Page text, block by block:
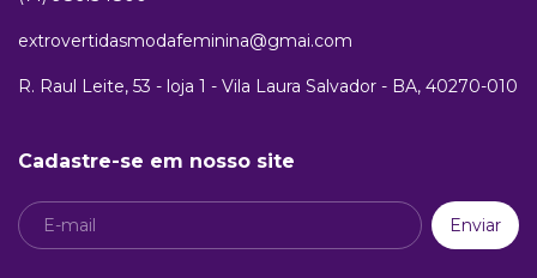
extrovertidasmodafeminina@gmai.com
R. Raul Leite, 53 - loja 1 - Vila Laura Salvador - BA, 40270-010
Cadastre-se em nosso site